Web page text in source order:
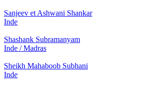
Sanjeev et Ashwani Shankar
Inde
Shashank Subramanyam
Inde / Madras
Sheikh Mahaboob Subhani
Inde